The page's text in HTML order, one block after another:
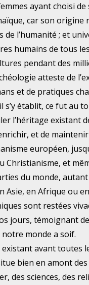
ayant choisi de
car son origine
de l’humanité ; et
humains de tous
pendant des
atteste de
et de pratiques
s’y établit, ce fut au
l’héritage existant
et de
européen,
Christianisme, et
du monde,
Asie, en Afrique ou
sont restées
jours, témoignant
notre monde a soif.
existant avant toutes
bien en amont des
des sciences, des